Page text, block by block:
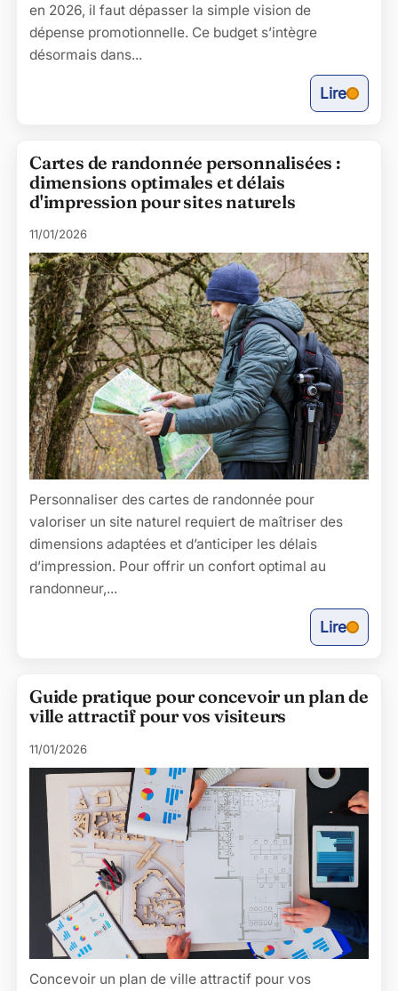
en 2026, il faut dépasser la simple vision de
dépense promotionnelle. Ce budget s’intègre
désormais dans...
Lire
Cartes de randonnée personnalisées :
dimensions optimales et délais
d'impression pour sites naturels
11/01/2026
Personnaliser des cartes de randonnée pour
valoriser un site naturel requiert de maîtriser des
dimensions adaptées et d’anticiper les délais
d’impression. Pour offrir un confort optimal au
randonneur,...
Lire
Guide pratique pour concevoir un plan de
ville attractif pour vos visiteurs
11/01/2026
Concevoir un plan de ville attractif pour vos